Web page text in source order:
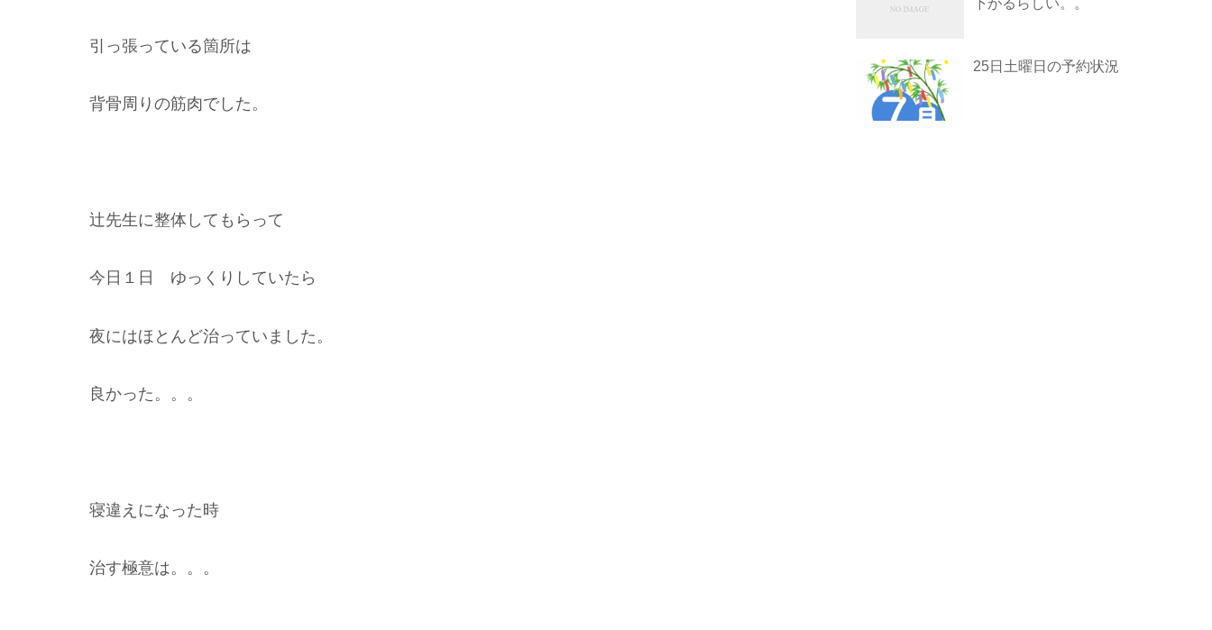
引っ張っている箇所は
背骨周りの筋肉でした。
辻先生に整体してもらって
今日１日 ゆっくりしていたら
夜にはほとんど治っていました。
良かった。。。
寝違えになった時
治す極意は。。。
25日土曜日の予約状況